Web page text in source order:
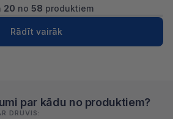
20 no 58 produktiem
Rādīt vairāk
1 2 3
par kādu no produktiem?
DRUVIS: